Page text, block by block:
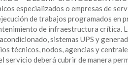
especializados o empresas de
de trabajos programados en
de infraestructura crítica.
sistemas UPS y
técnicos, nodos, agencias y
servicio deberá cubrir de manera